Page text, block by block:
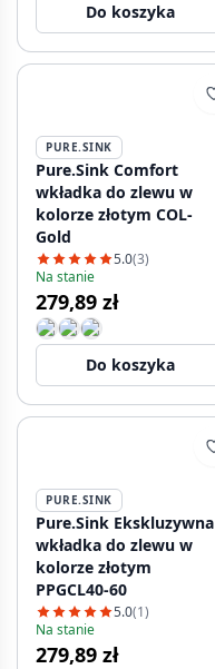
Do koszyka
PURE.SINK
Pure.Sink Comfort
wkładka do zlewu w
kolorze złotym COL-
Gold
5.0(3)
Na stanie
279,89 zł
Do koszyka
PURE.SINK
Pure.Sink Ekskluzywna
wkładka do zlewu w
kolorze złotym
PPGCL40-60
5.0(1)
Na stanie
279,89 zł